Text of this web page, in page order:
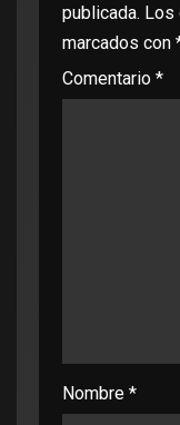
publicada. Los
marcados con
Comentario *
Nombre *